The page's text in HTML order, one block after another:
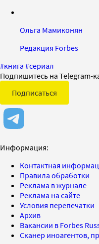
Ольга Мамиконян
Редакция Forbes
#книга #сериал
Подпишитесь на Telegram-
Подписаться
Информация:
Контактная
Правила обработки
Реклама в журнале
Реклама на сайте
Условия перепечатки
Архив
Вакансии в Forbes
Сканер иноагентов,